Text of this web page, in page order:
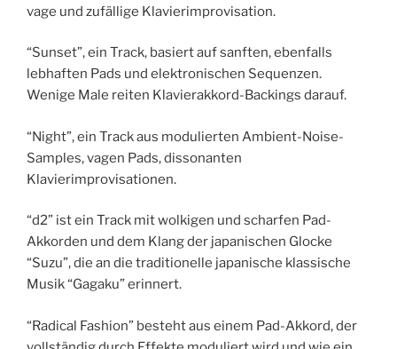
vage und zufällige Klavierimprovisation.
“Sunset”, ein Track, basiert auf sanften, ebenfalls
lebhaften Pads und elektronischen Sequenzen.
Wenige Male reiten Klavierakkord-Backings darauf.
“Night”, ein Track aus modulierten Ambient-Noise-
Samples, vagen Pads, dissonanten
Klavierimprovisationen.
“d2” ist ein Track mit wolkigen und scharfen Pad-
Akkorden und dem Klang der japanischen Glocke
“Suzu”, die an die traditionelle japanische klassische
Musik “Gagaku” erinnert.
“Radical Fashion” besteht aus einem Pad-Akkord, der